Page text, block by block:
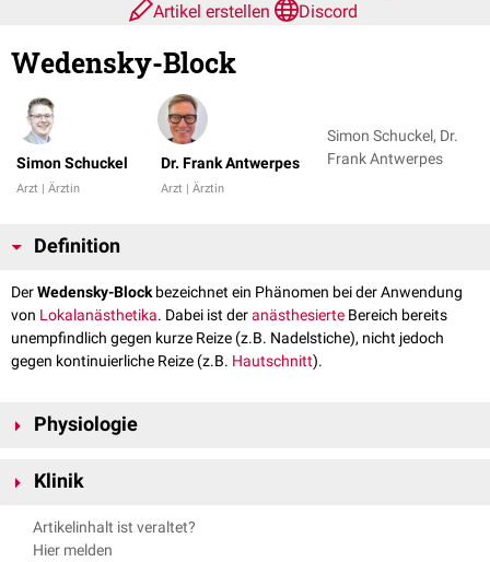
Artikel erstellen
Discord
Wedensky-Block
Simon Schuckel
Arzt | Ärztin
Dr. Frank Antwerpes
Arzt | Ärztin
Simon Schuckel, Dr.
Frank Antwerpes
Definition
DerWedensky-Blockbezeichnet ein Phänomen bei der Anwendung
von Lokalanästhetika. Dabei ist deranästhesierte Bereich bereits
unempfindlich gegen kurze Reize (z.B. Nadelstiche), nicht jedoch
gegen kontinuierliche Reize (z.B. Hautschnitt).
Physiologie
m ) des Lokalanästhetikums am
kontinuierlicher Reiz kann jedoch nach mehreren Impulsen die nötige
Schwelle überschreiten und wird fortgeleitet.
Klinik
Ist nach Injektion des Lokalanästhetikums noch keine vollständige
Schmerzfreiheit erreicht, sollte zunächst abgewartet werden, ob noch
Artikelinhalt ist veraltet?
Hier melden